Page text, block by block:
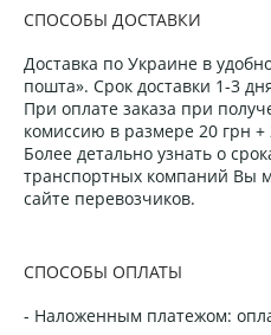
СПОСОБЫ ДОСТАВКИ
Доставка по Украине в
пошта». Срок доставки 1-3
При оплате заказа при
комиссию в размере 20 грн
Более детально узнать о
транспортных компаний Вы
сайте перевозчиков.
СПОСОБЫ ОПЛАТЫ
- Наложенным платежом: